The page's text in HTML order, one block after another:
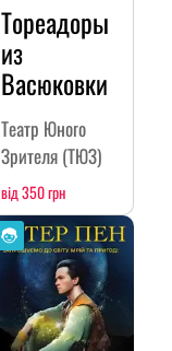
Тореадоры
из
Васюковки
Театр Юного
Зрителя (ТЮЗ)
від 350 грн